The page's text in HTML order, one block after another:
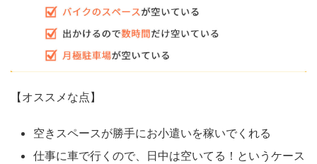
【オススメな点】
空きスペースが勝手にお小遣いを稼いでくれる
仕事に車で行くので、日中は空いてる！というケース